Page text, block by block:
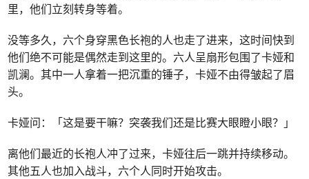
里，他们立刻转身等着。
没等多久，六个身穿黑色长袍的人也走了进来，这时间快到
他们绝不可能是偶然走到这里的。六人呈扇形包围了卡娅和
凯澜。其中一人拿着一把沉重的锤子，卡娅不由得皱起了眉
头。
卡娅问：「这是要干嘛？突袭我们还是比赛大眼瞪小眼？」
离他们最近的长袍人冲了过来，卡娅往后一跳并持续移动。
其他五人也加入战斗，六个人同时开始攻击。